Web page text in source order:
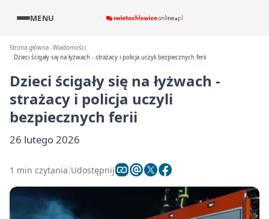
MENU
Strona główna Wiadomości
Dzieci ścigały się na łyżwach - strażacy i policja uczyli bezpiecznych ferii
Dzieci ścigały się na łyżwach -
strażacy i policja uczyli
bezpiecznych ferii
26 lutego 2026
1 min czytania Udostępnij